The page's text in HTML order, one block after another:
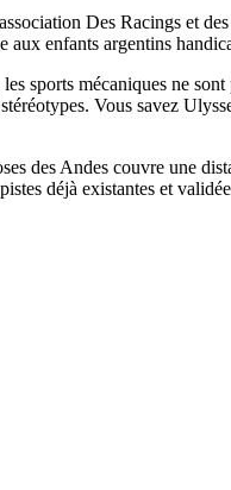
Des Racings et
aux enfants argentins
sports mécaniques ne
Vous savez
des Andes couvre une
déjà existantes et